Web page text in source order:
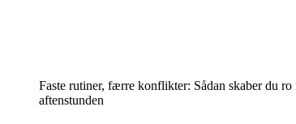
Faste rutiner, færre konflikter: Sådan skaber du
aftenstunden